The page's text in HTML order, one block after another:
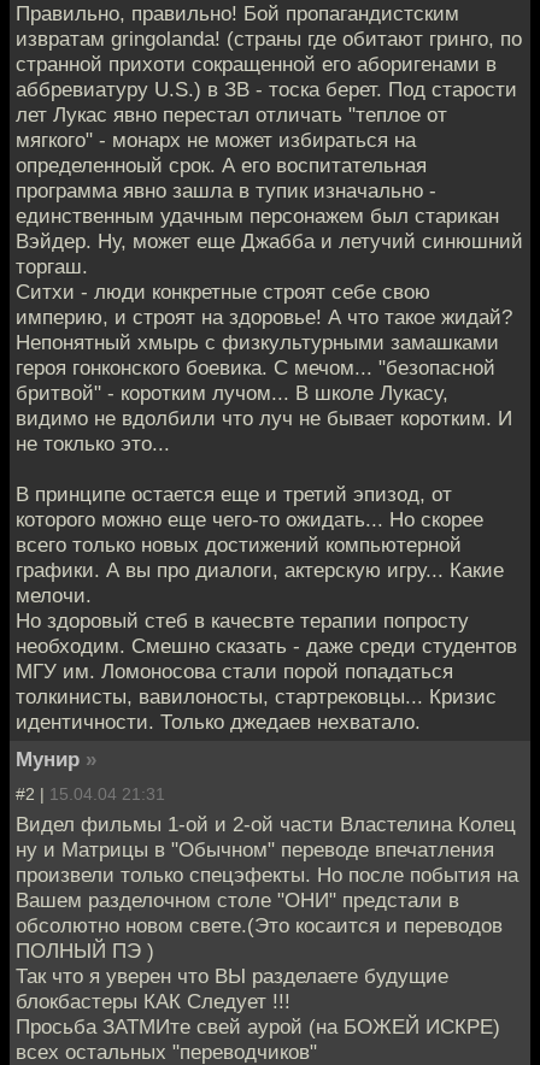
Правильно, правильно! Бой пропагандистским
извратам gringolanda! (страны где обитают гринго, по
странной прихоти сокращенной его аборигенами в
аббревиатуру U.S.) в ЗВ - тоска берет. Под старости
лет Лукас явно перестал отличать "теплое от
мягкого" - монарх не может избираться на
определенноый срок. А его воспитательная
программа явно зашла в тупик изначально -
единственным удачным персонажем был старикан
Вэйдер. Ну, может еще Джабба и летучий синюшний
торгаш.
Ситхи - люди конкретные строят себе свою
империю, и строят на здоровье! А что такое жидай?
Непонятный хмырь с физкультурными замашками
героя гонконского боевика. С мечом... "безопасной
бритвой" - коротким лучом... В школе Лукасу,
видимо не вдолбили что луч не бывает коротким. И
не токлько это...
В принципе остается еще и третий эпизод, от
которого можно еще чего-то ожидать... Но скорее
всего только новых достижений компьютерной
графики. А вы про диалоги, актерскую игру... Какие
мелочи.
Но здоровый стеб в качесвте терапии попросту
необходим. Смешно сказать - даже среди студентов
МГУ им. Ломоносова стали порой попадаться
толкинисты, вавилоносты, стартрековцы... Кризис
идентичности. Только джедаев нехватало.
Мунир »
#2 | 15.04.04 21:31
Видел фильмы 1-ой и 2-ой части Властелина Колец
ну и Матрицы в "Обычном" переводе впечатления
произвели только спецэфекты. Но после побытия на
Вашем разделочном столе "ОНИ" предстали в
обсолютно новом свете.(Это косаится и переводов
ПОЛНЫЙ ПЭ )
Так что я уверен что ВЫ разделаете будущие
блокбастеры КАК Следует !!!
Просьба ЗАТМИте свей аурой (на БОЖЕЙ ИСКРЕ)
всех остальных "переводчиков"